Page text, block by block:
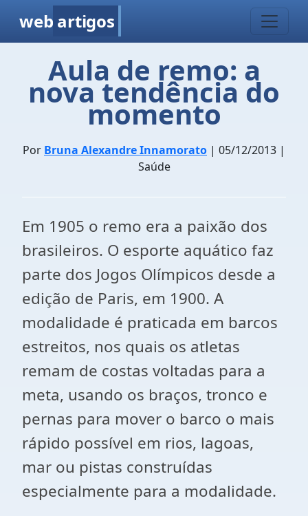
web artigos
Aula de remo: a
nova tendência do
momento
Por Bruna Alexandre Innamorato | 05/12/2013 |
Saúde
Em 1905 o remo era a paixão dos
brasileiros. O esporte aquático faz
parte dos Jogos Olímpicos desde a
edição de Paris, em 1900. A
modalidade é praticada em barcos
estreitos, nos quais os atletas
remam de costas voltadas para a
meta, usando os braços, tronco e
pernas para mover o barco o mais
rápido possível em rios, lagoas,
mar ou pistas construídas
especialmente para a modalidade.